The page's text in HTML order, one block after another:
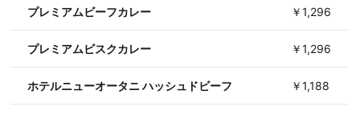
プレミアムビーフカレー ￥1,296
プレミアムビスクカレー ￥1,296
ホテルニューオータニ ハッシュドビーフ ￥1,188